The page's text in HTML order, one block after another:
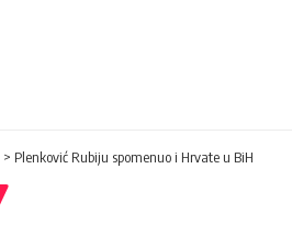
> Plenković Rubiju spomenuo i Hrvate u BiH